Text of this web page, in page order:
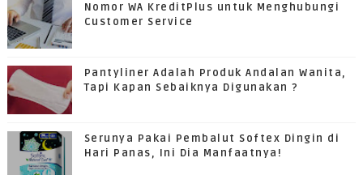
Nomor WA KreditPlus untuk Menghubungi
Customer Service
Pantyliner Adalah Produk Andalan Wanita,
Tapi Kapan Sebaiknya Digunakan ?
Serunya Pakai Pembalut Softex Dingin di
Hari Panas, Ini Dia Manfaatnya!